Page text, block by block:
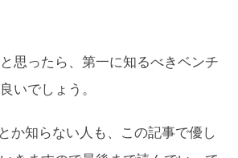
思ったら、第一に知るべきベンチ
いでしょう。
か知らない人も、この記事で優し